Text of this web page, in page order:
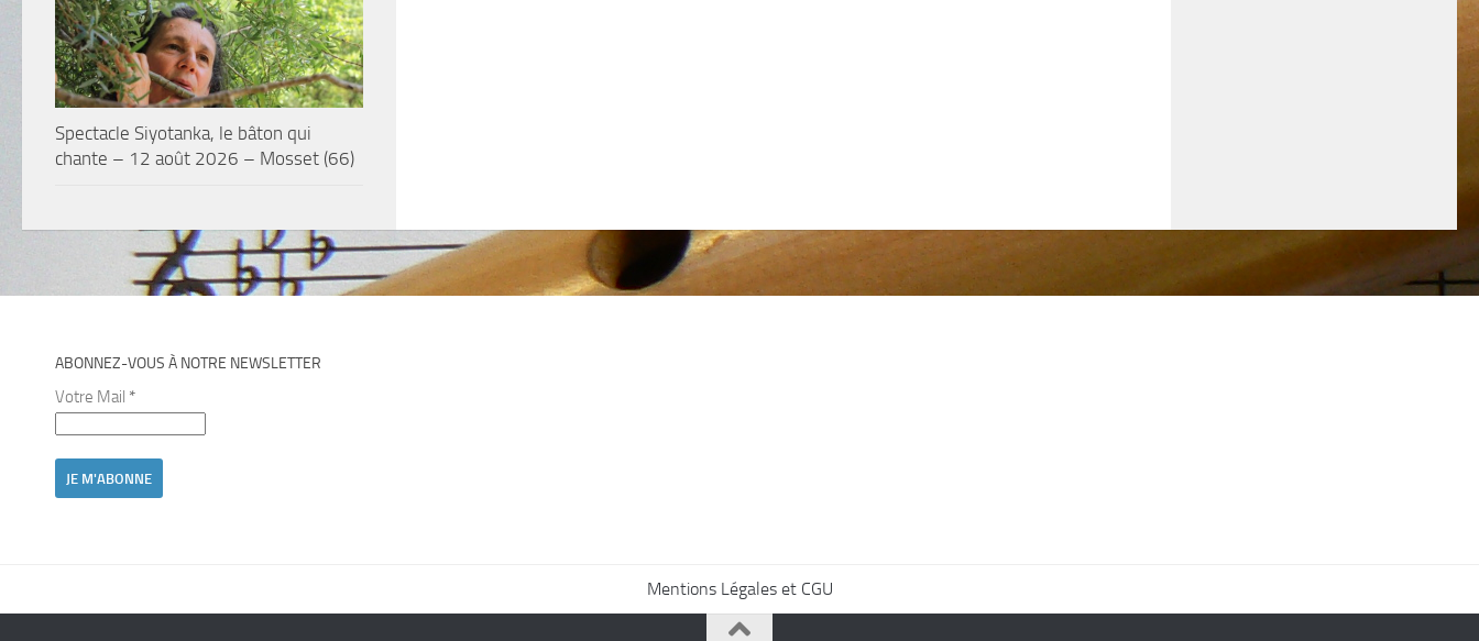
Spectacle Siyotanka, le bâton qui
chante – 12 août 2026 – Mosset (66)
ABONNEZ-VOUS À NOTRE NEWSLETTER
Votre Mail *
Mentions Légales et CGU